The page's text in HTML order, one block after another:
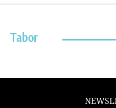
Tabor